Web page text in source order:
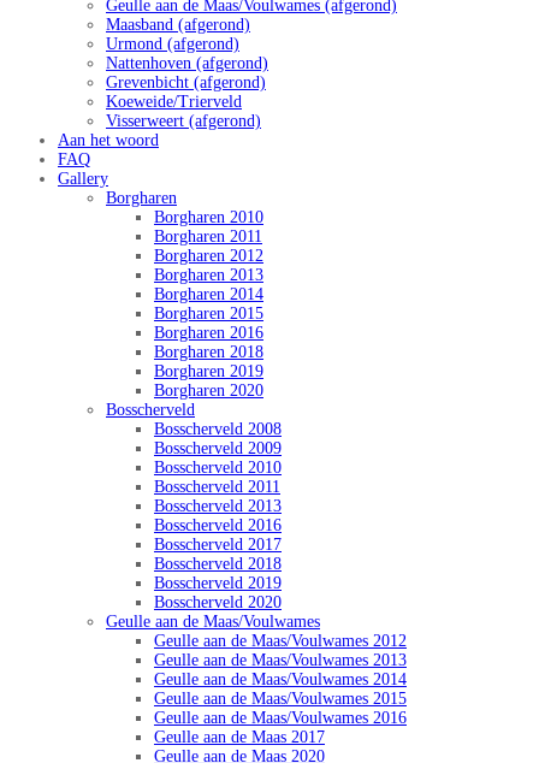
Geulle aan de Maas/Voulwames (afgerond)
Maasband (afgerond)
Urmond (afgerond)
Nattenhoven (afgerond)
Grevenbicht (afgerond)
Koeweide/Trierveld
Visserweert (afgerond)
Aan het woord
FAQ
Gallery
Borgharen
Borgharen 2010
Borgharen 2011
Borgharen 2012
Borgharen 2013
Borgharen 2014
Borgharen 2015
Borgharen 2016
Borgharen 2018
Borgharen 2019
Borgharen 2020
Bosscherveld
Bosscherveld 2008
Bosscherveld 2009
Bosscherveld 2010
Bosscherveld 2011
Bosscherveld 2013
Bosscherveld 2016
Bosscherveld 2017
Bosscherveld 2018
Bosscherveld 2019
Bosscherveld 2020
Geulle aan de Maas/Voulwames
Geulle aan de Maas/Voulwames 2012
Geulle aan de Maas/Voulwames 2013
Geulle aan de Maas/Voulwames 2014
Geulle aan de Maas/Voulwames 2015
Geulle aan de Maas/Voulwames 2016
Geulle aan de Maas 2017
Geulle aan de Maas 2020